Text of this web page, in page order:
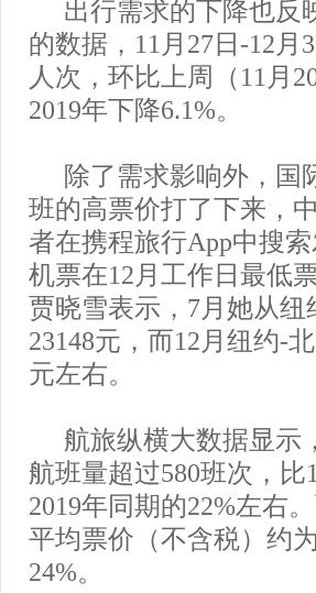
出行需求的下降也反
的数据，11月27日-12月
人次，环比上周（11月
2019年下降6.1%。
除了需求影响外，国
班的高票价打了下来，
者在携程旅行App中搜
机票在12月工作日最低
贾晓雪表示，7月她从
23148元，而12月纽约-
元左右。
航旅纵横大数据显示
航班量超过580班次，
2019年同期的22%左右
平均票价（不含税）约
24%。